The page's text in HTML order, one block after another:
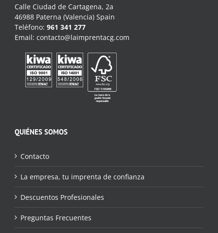
Calle Ciudad de Cartagena, 2a
46988 Paterna (Valencia) Spain
Teléfono: 961 341 277
Email: contacto@laimprentacg.com
QUIÉNES SOMOS
Contacto
La empresa, tu imprenta de confianza
Descuentos Profesionales
Preguntas Frecuentes